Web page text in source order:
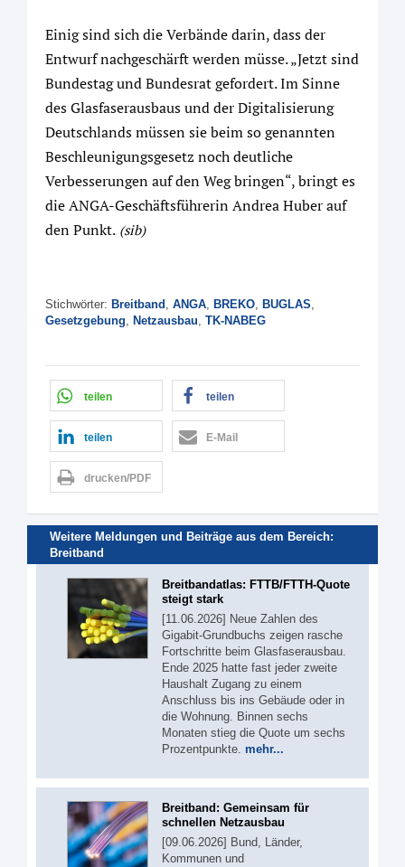
Einig sind sich die Verbände darin, dass der
Entwurf nachgeschärft werden müsse. „Jetzt sind
Bundestag und Bundesrat gefordert. Im Sinne
des Glasfaserausbaus und der Digitalisierung
Deutschlands müssen sie beim so genannten
Beschleunigungsgesetz noch deutliche
Verbesserungen auf den Weg bringen“, bringt es
die ANGA-Geschäftsführerin Andrea Huber auf
den Punkt. (sib)
Stichwörter: Breitband , ANGA, BREKO, BUGLAS,
Gesetzgebung, Netzausbau, TK-NABEG
teilen teilen
teilen E-Mail
drucken/PDF
Weitere Meldungen und Beiträge aus dem Bereich:
Breitband
Breitbandatlas: FTTB/FTTH-Quote
steigt stark
[11.06.2026] Neue Zahlen des
Gigabit-Grundbuchs zeigen rasche
Fortschritte beim Glasfaserausbau.
Ende 2025 hatte fast jeder zweite
Haushalt Zugang zu einem
Anschluss bis ins Gebäude oder in
die Wohnung. Binnen sechs
Monaten stieg die Quote um sechs
Prozentpunkte. mehr...
Breitband: Gemeinsam für
schnellen Netzausbau
[09.06.2026] Bund, Länder,
Kommunen und